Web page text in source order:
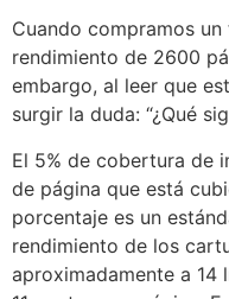
Cuando compramos
rendimiento de 2600
embargo, al leer que
surgir la duda: “¿Qué
El 5% de cobertura de
de página que está
porcentaje es un
rendimiento de los
aproximadamente a 14